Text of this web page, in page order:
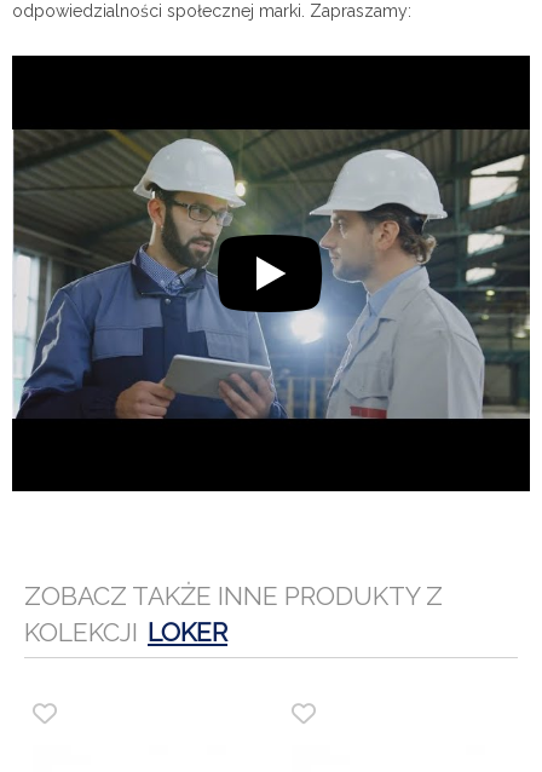
odpowiedzialności społecznej marki. Zapraszamy:
ZOBACZ TAKŻE INNE PRODUKTY Z
KOLEKCJI LOKER